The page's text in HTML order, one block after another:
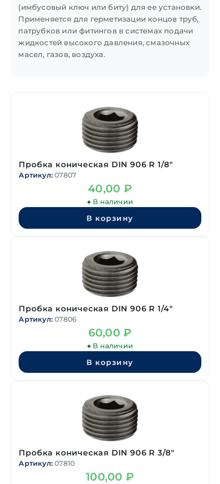
(имбусовый ключ или биту) для ее установки.
Применяется для герметизации концов труб,
патрубков или фитингов в системах подачи
жидкостей высокого давления, смазочных
масел, газов, воздуха.
Пробка коническая DIN 906 R 1/8″
Артикул: 07807
40,00 ₽
● В наличии
В корзину
Пробка коническая DIN 906 R 1/4″
Артикул: 07806
60,00 ₽
● В наличии
В корзину
Пробка коническая DIN 906 R 3/8″
Артикул: 07810
100,00 ₽